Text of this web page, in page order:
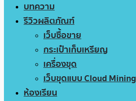
บทความ
รีวิวผลิตภัณฑ์
เว็บซื้อขาย
กระเป๋าเก็บเหรียญ
เครื่องขุด
เว็บขุดแบบ Cloud Mining
ห้องเรียน